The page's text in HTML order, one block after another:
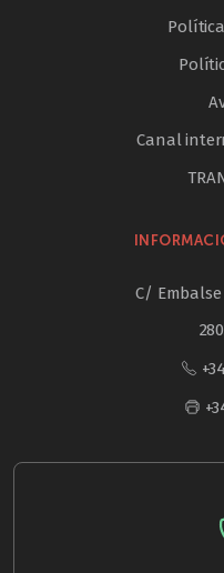
Canal
C/